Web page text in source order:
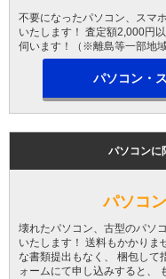
不要になったパソコン、スマ
いたします！ 査定額2,000円
伺います！（※離島等一部地域
パソコン・
パソコンに
パソコ
壊れたパソコン、古型のパソ
いたします！ 送料もかかりま
な書類提出もなく、 梱包して
ォームにて申し込みすると、